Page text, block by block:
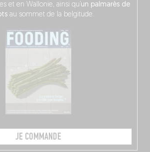
et en Wallonie, ainsi qu’un palmarès de
au sommet de la belgitude.
JE COMMANDE